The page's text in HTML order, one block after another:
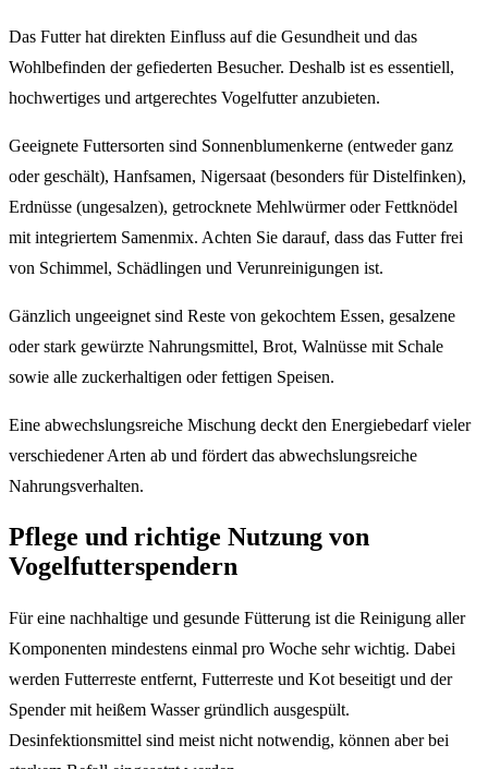
Das Futter hat direkten Einfluss auf die Gesundheit und das
Wohlbefinden der gefiederten Besucher. Deshalb ist es essentiell,
hochwertiges und artgerechtes Vogelfutter anzubieten.
Geeignete Futtersorten sind Sonnenblumenkerne (entweder ganz
oder geschält), Hanfsamen, Nigersaat (besonders für Distelfinken),
Erdnüsse (ungesalzen), getrocknete Mehlwürmer oder Fettknödel
mit integriertem Samenmix. Achten Sie darauf, dass das Futter frei
von Schimmel, Schädlingen und Verunreinigungen ist.
Gänzlich ungeeignet sind Reste von gekochtem Essen, gesalzene
oder stark gewürzte Nahrungsmittel, Brot, Walnüsse mit Schale
sowie alle zuckerhaltigen oder fettigen Speisen.
Eine abwechslungsreiche Mischung deckt den Energiebedarf vieler
verschiedener Arten ab und fördert das abwechslungsreiche
Nahrungsverhalten.
Pflege und richtige Nutzung von
Vogelfutterspendern
Für eine nachhaltige und gesunde Fütterung ist die Reinigung aller
Komponenten mindestens einmal pro Woche sehr wichtig. Dabei
werden Futterreste entfernt, Futterreste und Kot beseitigt und der
Spender mit heißem Wasser gründlich ausgespült.
Desinfektionsmittel sind meist nicht notwendig, können aber bei